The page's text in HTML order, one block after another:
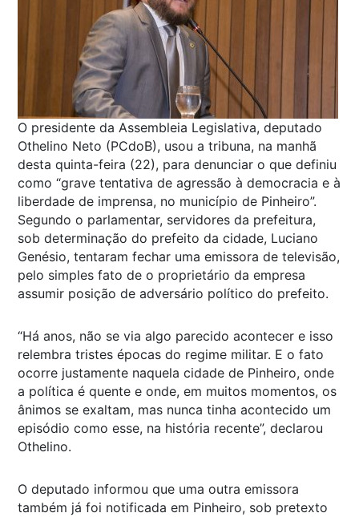
O presidente da Assembleia Legislativa, deputado
Othelino Neto (PCdoB), usou a tribuna, na manhã
desta quinta-feira (22), para denunciar o que definiu
como “grave tentativa de agressão à democracia e à
liberdade de imprensa, no município de Pinheiro”.
Segundo o parlamentar, servidores da prefeitura,
sob determinação do prefeito da cidade, Luciano
Genésio, tentaram fechar uma emissora de televisão,
pelo simples fato de o proprietário da empresa
assumir posição de adversário político do prefeito.
“Há anos, não se via algo parecido acontecer e isso
relembra tristes épocas do regime militar. E o fato
ocorre justamente naquela cidade de Pinheiro, onde
a política é quente e onde, em muitos momentos, os
ânimos se exaltam, mas nunca tinha acontecido um
episódio como esse, na história recente”, declarou
Othelino.
O deputado informou que uma outra emissora
também já foi notificada em Pinheiro, sob pretexto